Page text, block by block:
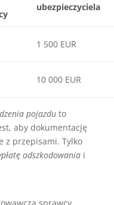
ubezpieczyciela
1 500 EUR
10 000 EUR
pojazduto
aby dokumentację
z przepisami. Tylko
odszkodowaniai
sprawcy